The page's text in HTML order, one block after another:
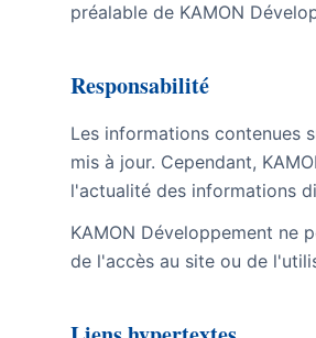
préalable de KAMON
Responsabilité
Les informations contenues
mis à jour. Cependant,
l'actualité des informations
KAMON Développement ne
de l'accès au site ou de